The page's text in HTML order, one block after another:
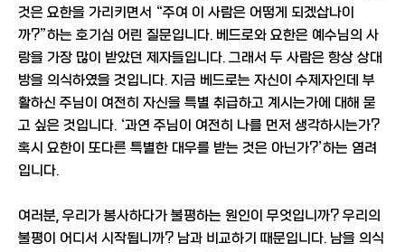
것은 요한을 가리키면서 “주여 이 사람은 어떻게 되겠삽나이
까?”하는 호기심 어린 질문입니다. 베드로와 요한은 예수님의 사
랑을 가장 많이 받았던 제자들입니다. 그래서 두 사람은 항상 상대
방을 의식하였을 것입니다. 지금 베드로는 자신이 수제자인데 부
활하신 주님이 여전히 자신을 특별 취급하고 계시는가에 대해 묻
고 싶은 것입니다. ‘과연 주님이 여전히 나를 먼저 생각하시는가?
혹시 요한이 또다른 특별한 대우를 받는 것은 아닌가?’하는 염려
입니다.
여러분, 우리가 봉사하다가 불평하는 원인이 무엇입니까? 우리의
불평이 어디서 시작됩니까? 남과 비교하기 때문입니다. 남을 의식